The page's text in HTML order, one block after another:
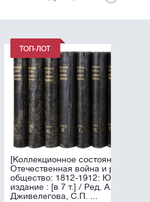
состояние].
война и русское
1912: Юбилейное
т.] / Ред. А.К.
С.П. ...